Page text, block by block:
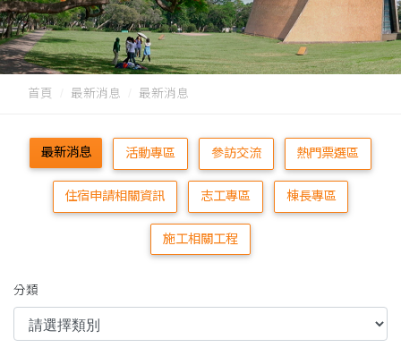
首頁 最新消息 最新消息
最新消息 活動專區 參訪交流 熱門票選區
住宿申請相關資訊 志工專區 棟長專區
施工相關工程
分類